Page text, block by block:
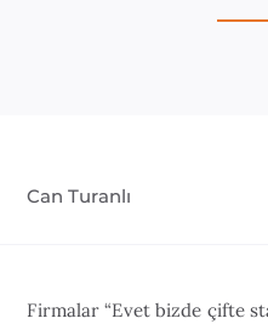
Can Turanlı
Firmalar “Evet bizde çifte